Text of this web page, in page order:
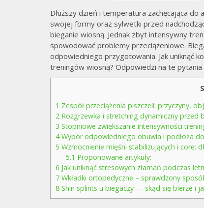
Dłuższy dzień i temperatura zachęcająca
swojej formy oraz sylwetki przed
bieganie wiosną. Jednak zbyt intensywny
spowodować problemy przeciążeniowe.
odpowiedniego przygotowania. Jak uniknąć
treningów wiosną? Odpowiedzi na te
1 Zespół przeciążenia piszczeli: przyczyny,
2 Rozgrzewka i stretching dynamiczny
3 Stopniowe zwiększanie intensywności
4Wybór odpowiedniego obuwia i podłoża
5 Wzmocnienie mięśni stabilizujących i core:
5.1 Proponowane artykuły:
6 Jak uniknąć stresowych złamań podczas
7 Wkładki ortopedyczne – sprawdzony
8 Shin splints u biegaczy — skąd się bierze i